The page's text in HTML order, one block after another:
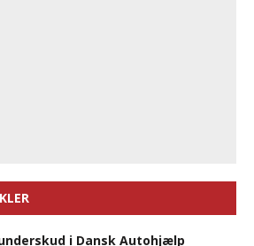
i Dansk Autohjælp